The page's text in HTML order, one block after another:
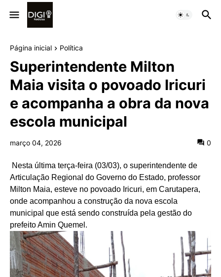
Página inicial Política
Superintendente Milton
Maia visita o povoado Iricuri
e acompanha a obra da nova
escola municipal
março 04, 2026 0
Nesta última terça-feira (03/03), o superintendente de
Articulação Regional do Governo do Estado, professor
Milton Maia, esteve no povoado Iricuri, em Carutapera,
onde acompanhou a construção da nova escola
municipal que está sendo construída pela gestão do
prefeito Amin Quemel.